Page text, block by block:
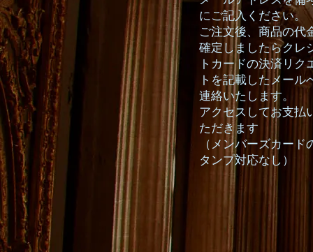
にご記入ください。
ご注文後、商品の代
確定しましたらクレ
トカードの決済リク
トを記載したメール
連絡いたします。
アクセスしてお支払
ただきます
（メンバーズカード
タンプ対応なし）